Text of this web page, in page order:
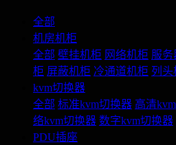
全部
机房机柜
全部 壁挂机柜 网络机柜 服务
柜 屏蔽机柜 冷通道机柜 列头
kvm切换器
全部 标准kvm切换器 高清
络kvm切换器 数字kvm切换器
PDU插座